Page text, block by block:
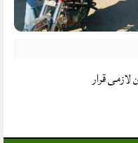
قرار